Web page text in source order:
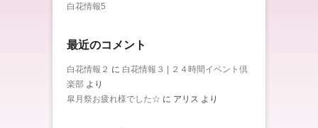
白花情報5
最近のコメント
白花情報２ に 白花情報３ | ２４時間イベント倶
楽部 より
皐月祭お疲れ様でした☆ に アリス より